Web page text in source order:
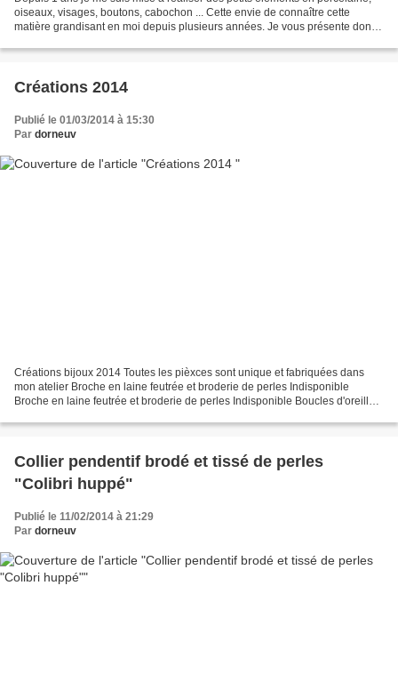
oiseaux, visages, boutons, cabochon ... Cette envie de connaître cette
matière grandisant en moi depuis plusieurs années. Je vous présente donc
Créations 2014
Publié le 01/03/2014 à 15:30
Par dorneuv
Créations bijoux 2014 Toutes les pièxces sont unique et fabriquées dans
mon atelier Broche en laine feutrée et broderie de perles Indisponible
Broche en laine feutrée et broderie de perles Indisponible Boucles d'oreilles
Collier pendentif brodé et tissé de perles
"Colibri huppé"
Publié le 11/02/2014 à 21:29
Par dorneuv